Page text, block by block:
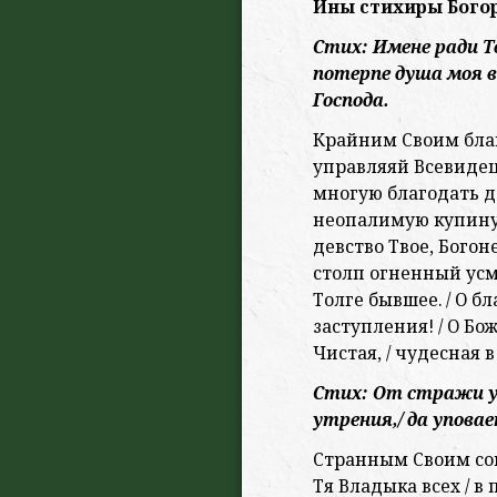
Ины стихиры
Стих: Имене ради
потерпе душа моя
Господа.
Крайним Своим
управляяй
многую благодать
неопалимую
девство Твое,
столп огненный
Толге бывшее. / О
заступления! / О
Чистая, /
Стих: От стражи
утрения,/ да
Странным Своим
Тя Владыка всех / в